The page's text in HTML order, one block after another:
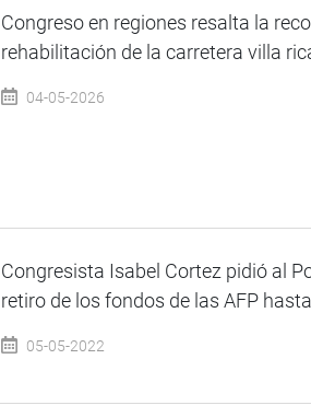
Congreso en regiones resalta la
rehabilitación de la carretera villa
04-05-2026
Congresista Isabel Cortez pidió al
retiro de los fondos de las AFP
05-05-2022